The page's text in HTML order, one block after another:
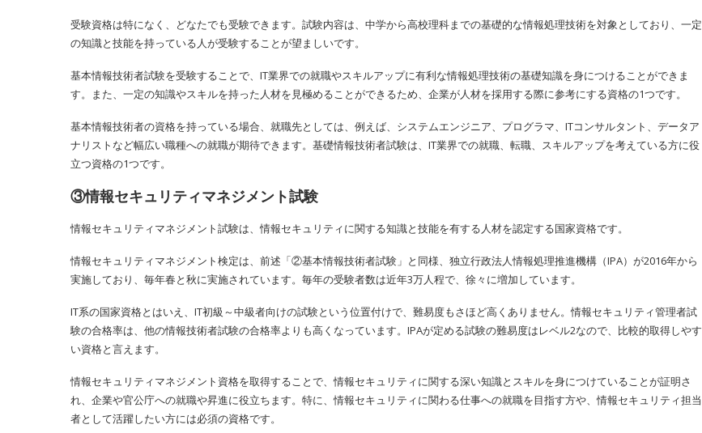
受験資格は特になく、どなたでも受験できます。試験内容は、中学から高校理科までの基礎的な情報処理技術を対象としており、一定
の知識と技能を持っている人が受験することが望ましいです。
基本情報技術者試験を受験することで、IT業界での就職やスキルアップに有利な情報処理技術の基礎知識を身につけることができま
す。また、一定の知識やスキルを持った人材を見極めることができるため、企業が人材を採用する際に参考にする資格の1つです。
基本情報技術者の資格を持っている場合、就職先としては、例えば、システムエンジニア、プログラマ、ITコンサルタント、データア
ナリストなど幅広い職種への就職が期待できます。基礎情報技術者試験は、IT業界での就職、転職、スキルアップを考えている方に役
立つ資格の1つです。
③情報セキュリティマネジメント試験
情報セキュリティマネジメント試験は、情報セキュリティに関する知識と技能を有する人材を認定する国家資格です。
情報セキュリティマネジメント検定は、前述「②基本情報技術者試験」と同様、独立行政法人情報処理推進機構（IPA）が2016年から
実施しており、毎年春と秋に実施されています。毎年の受験者数は近年3万人程で、徐々に増加しています。
IT系の国家資格とはいえ、IT初級～中級者向けの試験という位置付けで、難易度もさほど高くありません。情報セキュリティ管理者試
験の合格率は、他の情報技術者試験の合格率よりも高くなっています。IPAが定める試験の難易度はレベル2なので、比較的取得しやす
い資格と言えます。
情報セキュリティマネジメント資格を取得することで、情報セキュリティに関する深い知識とスキルを身につけていることが証明さ
れ、企業や官公庁への就職や昇進に役立ちます。特に、情報セキュリティに関わる仕事への就職を目指す方や、情報セキュリティ担当
者として活躍したい方には必須の資格です。